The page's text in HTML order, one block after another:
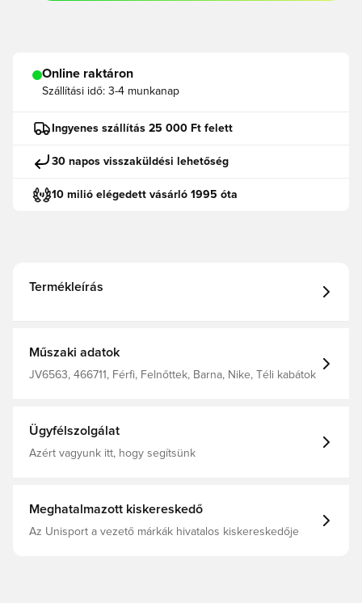
Online raktáron
Szállítási idő: 3-4 munkanap
Ingyenes szállítás 25 000 Ft felett
30 napos visszaküldési lehetőség
10 milió elégedett vásárló 1995 óta
Termékleírás
Műszaki adatok
JV6563, 466711, Férfi, Felnőttek, Barna, Nike, Téli kabátok
Ügyfélszolgálat
Azért vagyunk itt, hogy segítsünk
Meghatalmazott kiskereskedő
Az Unisport a vezető márkák hivatalos kiskereskedője